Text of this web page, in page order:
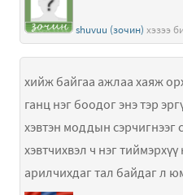
shuvuu (зочин)
хийж байгаа ажлаа хаяж
ганц нэг боодог энэ тэр
хэвтэн моддын сэрчигнээг
хэвтчихвэл ч нэг
арилчихдаг тал байдаг л